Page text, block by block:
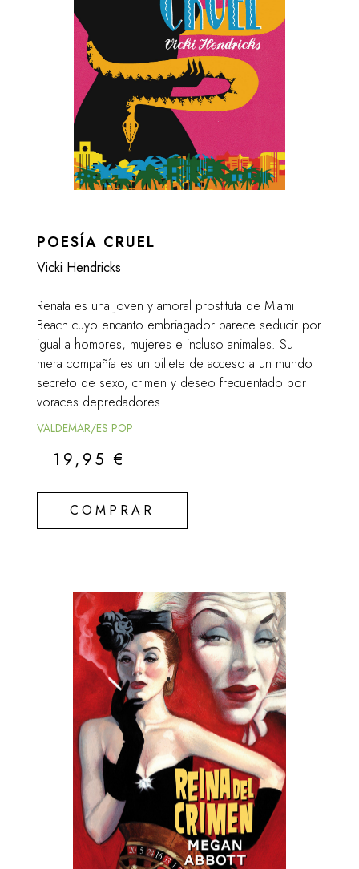
POESÍA CRUEL
Vicki Hendricks
Renata es una joven y amoral prostituta de Miami
Beach cuyo encanto embriagador parece seducir por
igual a hombres, mujeres e incluso animales. Su
mera compañía es un billete de acceso a un mundo
secreto de sexo, crimen y deseo frecuentado por
voraces depredadores.
VALDEMAR/ES POP
19,95€
COMPRAR